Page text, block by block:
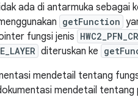
ada di antarmuka sebagai
getFunction
fungsi jenis
diteruskan ke
mendetail tentang
mendetail